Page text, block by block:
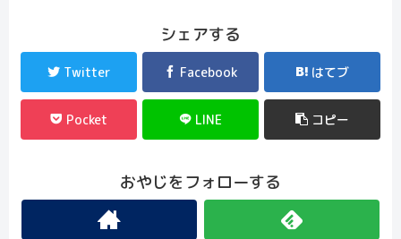
シェアする
Twitter Facebook はてブ
Pocket LINE コピー
おやじをフォローする